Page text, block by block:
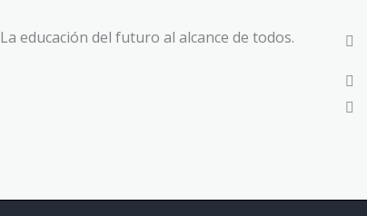
La educación del futuro al alcance de todos.